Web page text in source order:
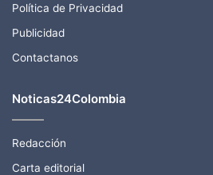
Política de Privacidad
Publicidad
Contactanos
Noticas24Colombia
Redacción
Carta editorial